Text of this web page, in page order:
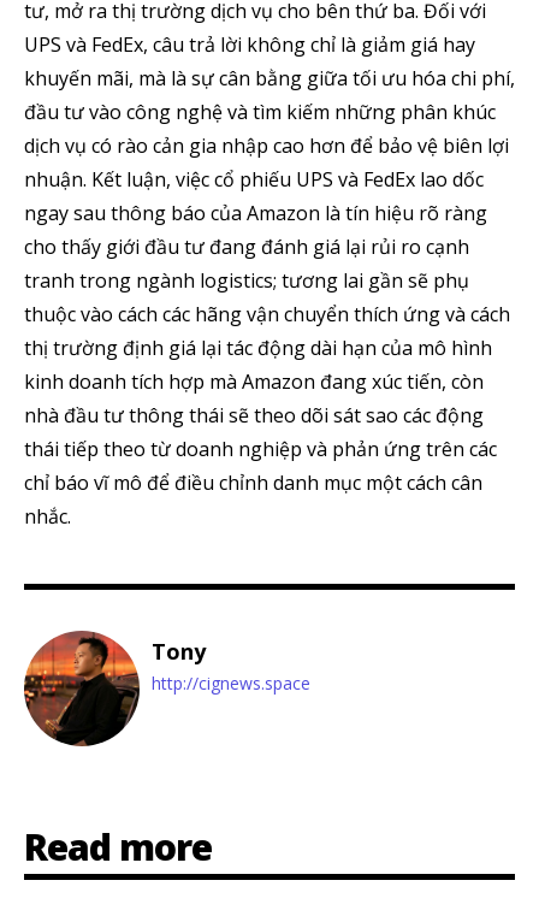
tư, mở ra thị trường dịch vụ cho bên thứ ba. Đối với
UPS và FedEx, câu trả lời không chỉ là giảm giá hay
khuyến mãi, mà là sự cân bằng giữa tối ưu hóa chi phí,
đầu tư vào công nghệ và tìm kiếm những phân khúc
dịch vụ có rào cản gia nhập cao hơn để bảo vệ biên lợi
nhuận. Kết luận, việc cổ phiếu UPS và FedEx lao dốc
ngay sau thông báo của Amazon là tín hiệu rõ ràng
cho thấy giới đầu tư đang đánh giá lại rủi ro cạnh
tranh trong ngành logistics; tương lai gần sẽ phụ
thuộc vào cách các hãng vận chuyển thích ứng và cách
thị trường định giá lại tác động dài hạn của mô hình
kinh doanh tích hợp mà Amazon đang xúc tiến, còn
nhà đầu tư thông thái sẽ theo dõi sát sao các động
thái tiếp theo từ doanh nghiệp và phản ứng trên các
chỉ báo vĩ mô để điều chỉnh danh mục một cách cân
nhắc.
Tony
http://cignews.space
Read more